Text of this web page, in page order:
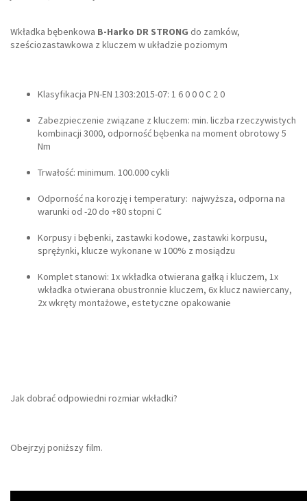
Wkładka bębenkowa B-Harko DR STRONG do zamków,
sześciozastawkowa z kluczem w układzie poziomym
Klasyfikacja PN-EN 1303:2015-07: 1 6 0 0 0 C 2 0
Zabezpieczenie związane z kluczem: min. liczba rzeczywistych
kombinacji 3000, odporność bębenka na moment obrotowy 5
Nm
Trwałość: minimum. 100.000 cykli
Odporność na korozję i temperatury: najwyższa, odporna na
warunki od -20 do +80 stopni C
Korpusy i bębenki, zastawki kodowe, zastawki korpusu,
sprężynki, klucze wykonane w 100% z mosiądzu
Komplet stanowi: 1x wkładka otwierana gałką i kluczem, 1x
wkładka otwierana obustronnie kluczem, 6x klucz nawiercany,
2x wkręty montażowe, estetyczne opakowanie
Jak dobrać odpowiedni rozmiar wkładki?
Obejrzyj poniższy film.